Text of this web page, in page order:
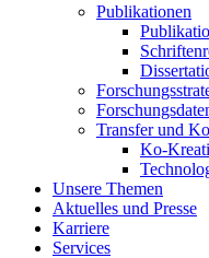
Publikationen
Transfer und
Ko-
Unsere Themen
Aktuelles und Presse
Karriere
Services